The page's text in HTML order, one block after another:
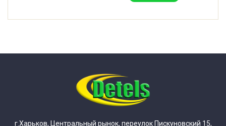
г.Харьков, Центральный рынок, переулок Пискуновский 15,